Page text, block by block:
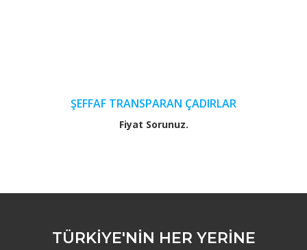
ŞEFFAF TRANSPARAN ÇADIRLAR
Fiyat Sorunuz.
TÜRKİYE'NİN HER YERİNE